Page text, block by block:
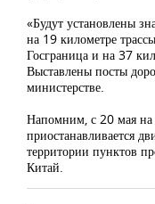
«Будут установлены
на 19 километре
Госграница и на 37
Выставлены посты
министерстве.
Напомним, с 20 мая
приостанавливается
территории пунктов
Китай.